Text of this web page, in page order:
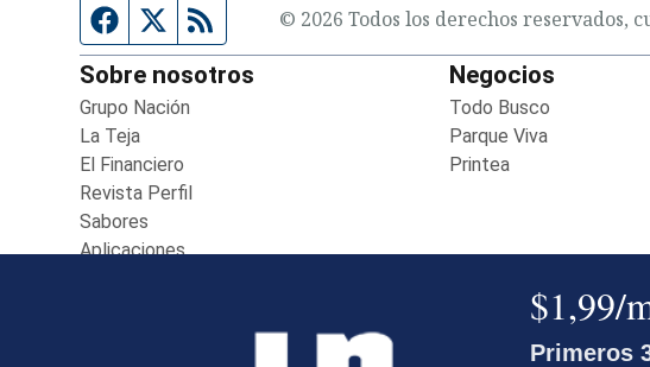
Página de Facebook
Fuente Twitter
Fuente RSS© 2026 Todos los derechos reservados,
Sobre nosotros
Grupo Nación
La Teja
El Financiero
Revista Perfil
Sabores
AplicacionesOpens in new window
Negocios
Todo Busco
Parque VivaOpens in
PrinteaOpens in new